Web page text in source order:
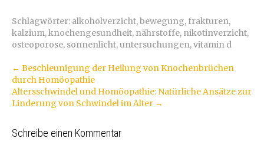
Schlagwörter: alkoholverzicht,bewegung, frakturen,
kalzium,knochengesundheit, nährstoffe, nikotinverzicht,
osteoporose, sonnenlicht,untersuchungen,vitamin d
Artikel-
Navigation
← Beschleunigung der Heilung von Knochenbrüchen
durch Homöopathie
Altersschwindel und Homöopathie: Natürliche Ansätze zur
Linderung von Schwindel im Alter →
Schreibe einen Kommentar